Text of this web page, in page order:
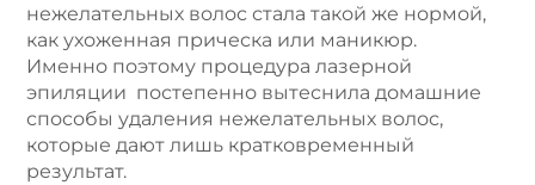
нежелательных волос стала такой же нормой,
как ухоженная прическа или маникюр.
Именно поэтому процедура лазерной
эпиляции постепенно вытеснила домашние
способы удаления нежелательных волос,
которые дают лишь кратковременный
результат.